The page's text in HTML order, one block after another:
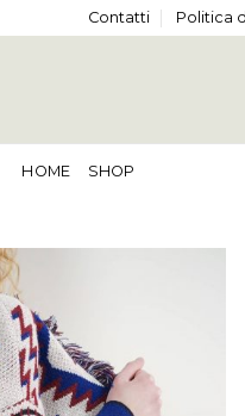
Contatti Politica
HOME SHOP